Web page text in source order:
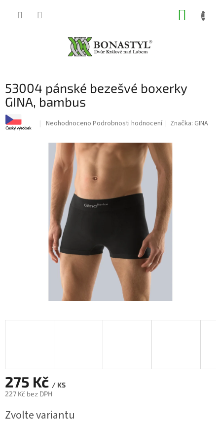
53004 pánské bezešvé boxerky
GINA, bambus
Průměrné
produktu
0,0
hvězdiček.
Neohodnoceno Podrobnosti hodnocení Značka: GINA
275 Kč / KS
227 Kč bez DPH
cena:
Zvolte variantu